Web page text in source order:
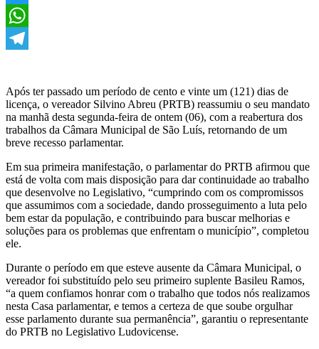
Twitter
WhatsApp
Após ter passado um período de cento e vinte um (121) dias de
licença, o vereador Silvino Abreu (PRTB) reassumiu o seu mandato
na manhã desta segunda-feira de ontem (06), com a reabertura dos
trabalhos da Câmara Municipal de São Luís, retornando de um
breve recesso parlamentar.
Em sua primeira manifestação, o parlamentar do PRTB afirmou que
está de volta com mais disposição para dar continuidade ao trabalho
que desenvolve no Legislativo, “cumprindo com os compromissos
que assumimos com a sociedade, dando prosseguimento a luta pelo
bem estar da população, e contribuindo para buscar melhorias e
soluções para os problemas que enfrentam o município”, completou
ele.
Durante o período em que esteve ausente da Câmara Municipal, o
vereador foi substituído pelo seu primeiro suplente Basileu Ramos,
“a quem confiamos honrar com o trabalho que todos nós realizamos
nesta Casa parlamentar, e temos a certeza de que soube orgulhar
esse parlamento durante sua permanência”, garantiu o representante
do PRTB no Legislativo Ludovicense.